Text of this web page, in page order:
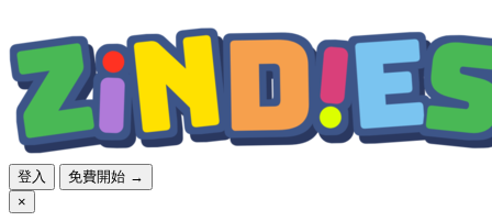
登入
免費開始 →
×